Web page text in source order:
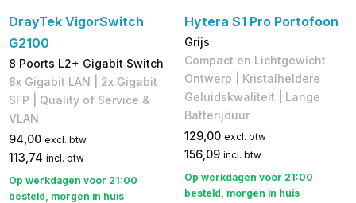
DrayTek VigorSwitch
G2100
8 Poorts L2+ Gigabit Switch
8x Gigabit LAN | 2x Gigabit
SFP | Quality of Service &
VLAN
94,00 excl. btw
113,74 incl. btw
Op werkdagen voor 21:00
besteld, morgen in huis
Hytera S1 Pro Portofoon
Grijs
Compact en Lichtgewicht
Ontwerp | Kristalheldere
Geluidskwaliteit | Lange
Batterijduur
129,00 excl. btw
156,09 incl. btw
Op werkdagen voor 21:00
besteld, morgen in huis